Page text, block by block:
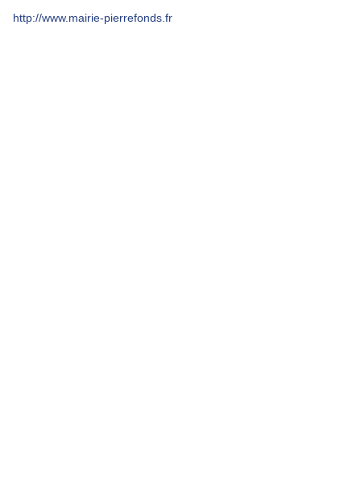
http://www.mairie-pierrefonds.fr